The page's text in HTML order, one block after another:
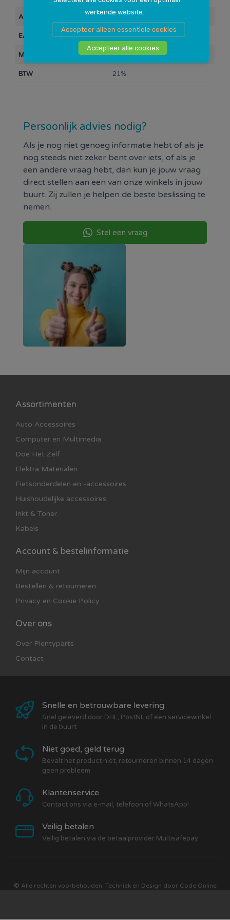
werkende website.
Accepteer alleen essentiele cookies
Accepteer alle cookies
Ingangsvoltage: 100-240 V AC
Uitgangsvoltage: 12V DC
Uitgangsstroom: 3000 mA
Artikelnummer 101279
EAN Barcode 8720088196731
Merk A-dapt
BTW 21%
Persoonlijk advies nodig?
Als je nog niet genoeg informatie hebt of als je
nog steeds niet zeker bent over iets, of als je
een andere vraag hebt, dan kun je jouw vraag
direct stellen aan een van onze winkels in jouw
buurt. Zij zullen je helpen de beste beslissing te
nemen.
Stel een vraag
Assortimenten
Auto Accessoires
Computer en Multimedia
Doe Het Zelf
Elektra Materialen
Fietsonderdelen en -accessoires
Huishoudelijke accessoires
Inkt & Toner
Kabels
Account & bestelinformatie
Mijn account
Bestellen & retourneren
Privacy en Cookie Policy
Over ons
Over Plentyparts
Contact
Snelle en betrouwbare levering
Snel geleverd door DHL, PostNL of een servicewinkel
in de buurt
Niet goed, geld terug
Bevalt het product niet, retourneren binnen 14 dagen
geen probleem
Klantenservice
Contact ons via e-mail, telefoon of WhatsApp!
Veilig betalen
Veilig betalen via de betaalprovider Multisafepay
© Alle rechten voorbehouden. Techniek en Design door Code Online